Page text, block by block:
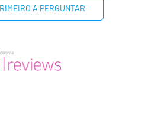
A PERGUNTAR